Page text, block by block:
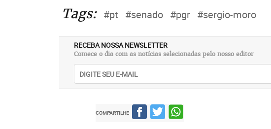
Tags: #pt #senado #pgr #sergio-moro
RECEBA NOSSA NEWSLETTER
Comece o dia com as notícias selecionadas pelo nosso editor
COMPARTILHE